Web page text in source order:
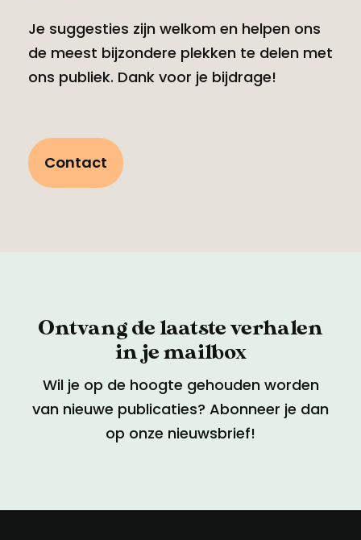
Je suggesties zijn welkom en helpen ons
de meest bijzondere plekken te delen met
ons publiek. Dank voor je bijdrage!
Contact
Ontvang de laatste verhalen
in je mailbox
Wil je op de hoogte gehouden worden
van nieuwe publicaties? Abonneer je dan
op onze nieuwsbrief!